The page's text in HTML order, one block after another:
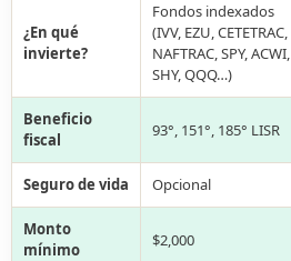
¿En qué
invierte?
Fondos indexados
(IVV, EZU, CETETRAC,
NAFTRAC, SPY, ACWI,
SHY, QQQ…)
Beneficio
fiscal
93°, 151°, 185° LISR
Seguro de vida Opcional
Monto
mínimo
$2,000